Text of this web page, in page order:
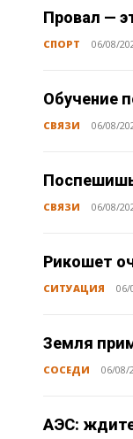
Провал —
СПОРТ 06/08/
Обучение
СВЯЗИ 06/08/
СВЯЗИ 06/08/
Рикошет
СИТУАЦИЯ 06/
Земля
СОСЕДИ 06/08/
АЭС: